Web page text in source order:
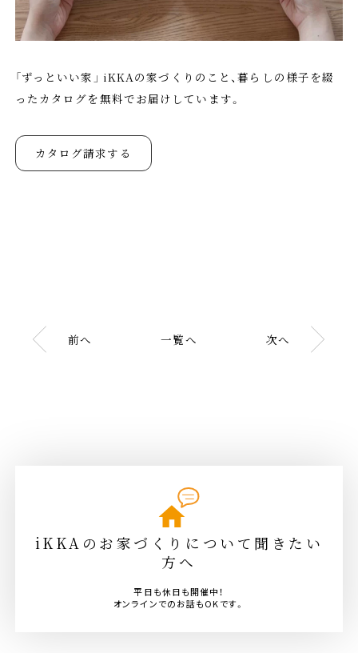
「ずっといい家」 iKKAの家づくりのこと、暮らしの様子を綴
ったカタログを無料でお届けしています。
カタログ請求する
前へ 一覧へ 次へ
iKKAのお家づくりについて聞きたい
方へ
平日も休日も開催中！
オンラインでのお話もOKです。